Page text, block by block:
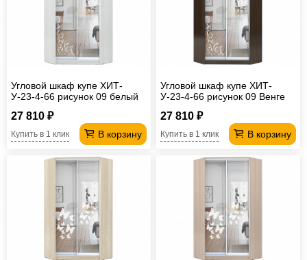
Угловой шкаф купе ХИТ-
У-23-4-66 рисунок 09 белый
27 810 ₽
В корзину
Купить в 1 клик
Угловой шкаф купе ХИТ-
У-23-4-66 рисунок 09 Венге
27 810 ₽
В корзину
Купить в 1 клик